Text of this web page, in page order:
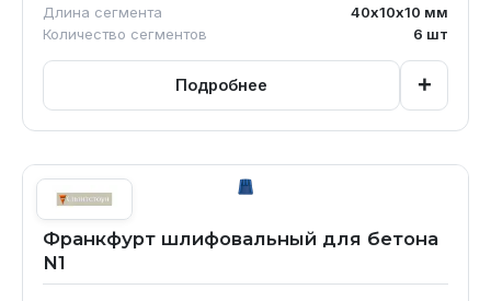
Длина сегмента
40х10х10 мм
Количество сегментов
6 шт
Подробнее +
Франкфурт шлифовальный для бетона
N1